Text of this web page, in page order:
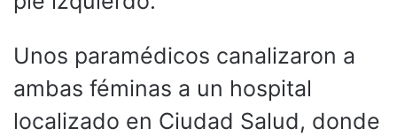
Unos paramédicos canalizaron a
ambas féminas a un hospital
localizado en Ciudad Salud, donde